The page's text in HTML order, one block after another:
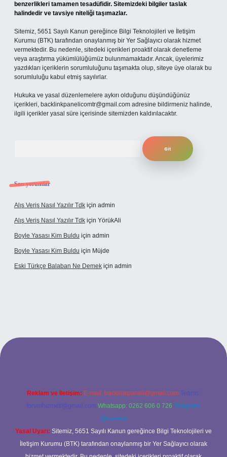
benzerlikleri tamamen tesadüfidir. Sitemizdeki bilgiler taslak
halindedir ve tavsiye niteliği taşımazlar.
Sitemiz, 5651 Sayılı Kanun gereğince Bilgi Teknolojileri ve İletişim
Kurumu (BTK) tarafından onaylanmış bir Yer Sağlayıcı olarak hizmet
vermektedir. Bu nedenle, sitedeki içerikleri proaktif olarak denetleme
veya araştırma yükümlülüğümüz bulunmamaktadır. Ancak, üyelerimiz
yazdıkları içeriklerin sorumluluğunu taşımakta olup, siteye üye olarak bu
sorumluluğu kabul etmiş sayılırlar.
Hukuka ve yasal düzenlemelere aykırı olduğunu düşündüğünüz
içerikleri, backlinkpanelicomtr@gmail.com adresine bildirmeniz halinde,
ilgili içerikler yasal süre içerisinde sitemizden kaldırılacaktır.
Son yorumlar
Alış Veriş Nasıl Yazılır Tdk için admin
Alış Veriş Nasıl Yazılır Tdk için YörükAli
Boyle Yasası Kim Buldu için admin
Boyle Yasası Kim Buldu için Müjde
Eski Türkçe Balaban Ne Demek için admin
Reklam ve İletişim: E-mail: backlinkpaneli@gmail.com Teams:
forumhizmeti@gmail.com Whatsapp: 0262 606 0 726 Telegram:
@karabul
Yasal Uyarı: Sitemiz, 5651 Sayılı Kanun gereğince Bilgi Teknolojileri ve
İletişim Kurumu (BTK) tarafından onaylanmış bir Yer Sağlayıcı olarak